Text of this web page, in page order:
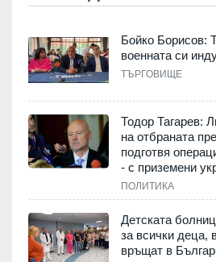
Бойко Борисов:
военната си
ТЪРГОВИЩЕ
Тодор Тагарев:
на отбраната
подготвя
- с приземени
ПОЛИТИКА
Детската
за всички деца,
връщат в